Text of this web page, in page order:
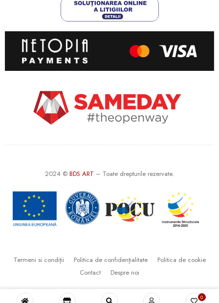
2024 © BDS ART – Toate drepturile rezervate.
Termeni si condiții Politica de confidențialitate
Politica de cookie
Contact
Despre noi
0